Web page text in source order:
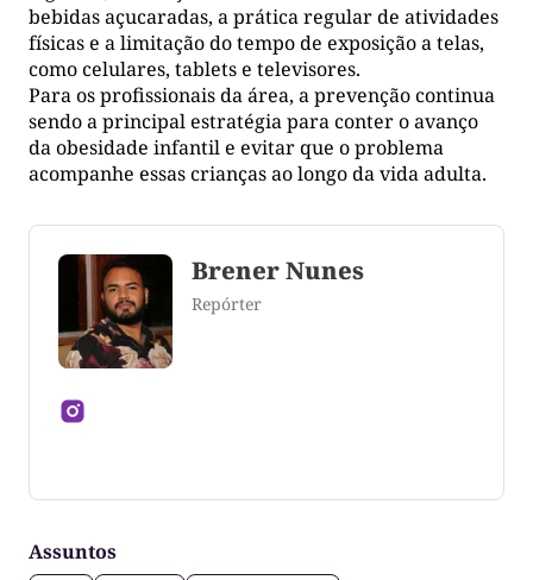
bebidas açucaradas, a prática regular de atividades
físicas e a limitação do tempo de exposição a telas,
como celulares, tablets e televisores.
Para os profissionais da área, a prevenção continua
sendo a principal estratégia para conter o avanço
da obesidade infantil e evitar que o problema
acompanhe essas crianças ao longo da vida adulta.
Brener Nunes
Repórter
Tocantins
Assuntos